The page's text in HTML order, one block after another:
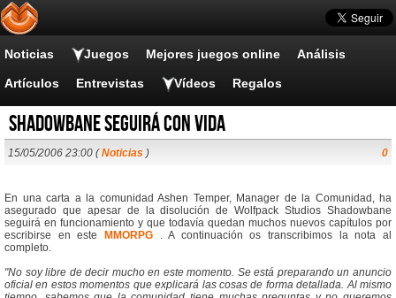
Noticias Juegos Mejores juegos online Análisis
Artículos Entrevistas Vídeos Regalos
Shadowbane seguirá con vida
15/05/2006 23:00 (Noticias ) 0
En una carta a la comunidad Ashen Temper, Manager de la Comunidad, ha
asegurado que apesar de la disolución de Wolfpack Studios Shadowbane
seguirá en funcionamiento y que todavía quedan muchos nuevos capítulos por
escribirse en este
MMORPG. A continuación os transcribimos la nota al
completo.
"No soy libre de decir mucho en este momento. Se está preparando un anuncio
oficial en estos momentos que explicará las cosas de forma detallada. Al mismo